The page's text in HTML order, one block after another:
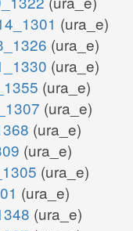
(ura_e)
(ura_e)
(ura_e)
(ura_e)
(ura_e)
(ura_e)
(ura_e)
(ura_e)
(ura_e)
(ura_e)